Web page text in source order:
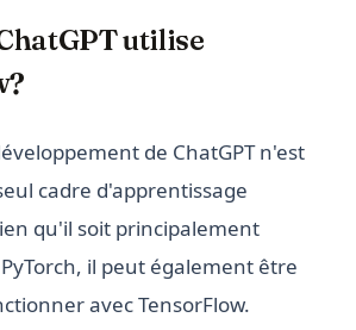
utilise
de ChatGPT n'est
cadre d'apprentissage
qu'il soit principalement
il peut également être
avec TensorFlow.